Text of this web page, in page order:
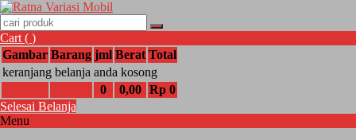
Cart ( )
Gambar Barang jml Berat Total
keranjang belanja anda kosong
0
0,00 Rp 0
Selesai Belanja
Menu